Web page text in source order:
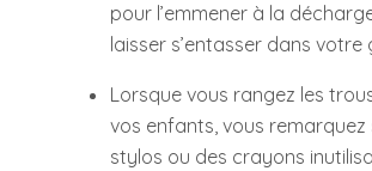
pour l’emmener à la
laisser s’entasser dans votre
Lorsque vous rangez les
vos enfants, vous remarquez
stylos ou des crayons